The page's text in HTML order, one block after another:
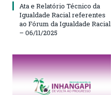
Ata e Relatório Técnico da
Igualdade Racial referentes
ao Fórum da Igualdade Racial
– 06/11/2025